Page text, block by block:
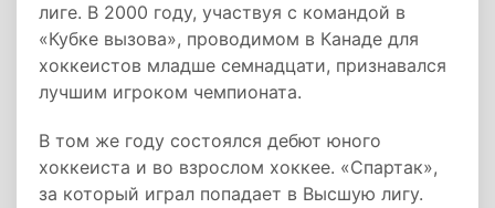
лиге. В 2000 году, участвуя с командой в
«Кубке вызова», проводимом в Канаде для
хоккеистов младше семнадцати, признавался
лучшим игроком чемпионата.
В том же году состоялся дебют юного
хоккеиста и во взрослом хоккее. «Спартак»,
за который играл попадает в Высшую лигу.